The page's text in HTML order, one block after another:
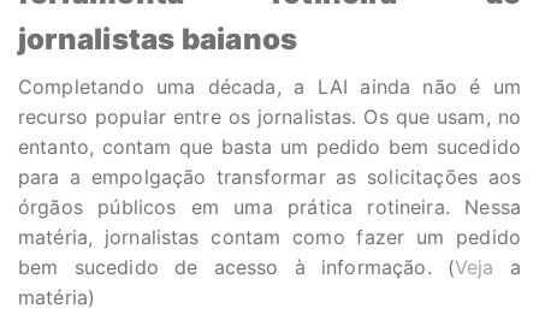
jornalistas baianos
Completando uma década, a LAI ainda não é um
recurso popular entre os jornalistas. Os que usam, no
entanto, contam que basta um pedido bem sucedido
para a empolgação transformar as solicitações aos
órgãos públicos em uma prática rotineira. Nessa
matéria, jornalistas contam como fazer um pedido
bem sucedido de acesso à informação. (Veja a
matéria)